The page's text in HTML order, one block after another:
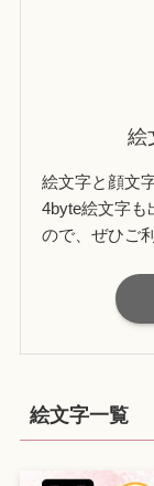
絵
絵文字と顔文
4byte絵文字も
ので、ぜひご
絵文字一覧